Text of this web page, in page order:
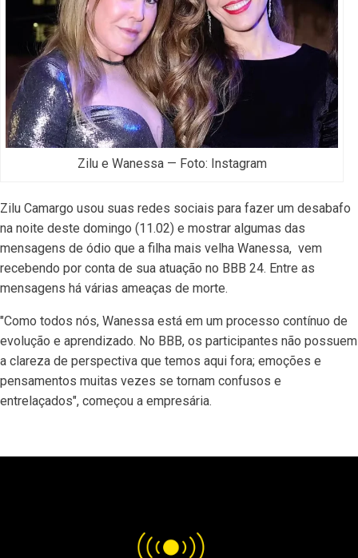
Zilu e Wanessa — Foto: Instagram
Zilu Camargo usou suas redes sociais para fazer um desabafo
na noite deste domingo (11.02) e mostrar algumas das
mensagens de ódio que a filha mais velha Wanessa, vem
recebendo por conta de sua atuação no BBB 24. Entre as
mensagens há várias ameaças de morte.
"Como todos nós, Wanessa está em um processo contínuo de
evolução e aprendizado. No BBB, os participantes não possuem
a clareza de perspectiva que temos aqui fora; emoções e
pensamentos muitas vezes se tornam confusos e
entrelaçados", começou a empresária.